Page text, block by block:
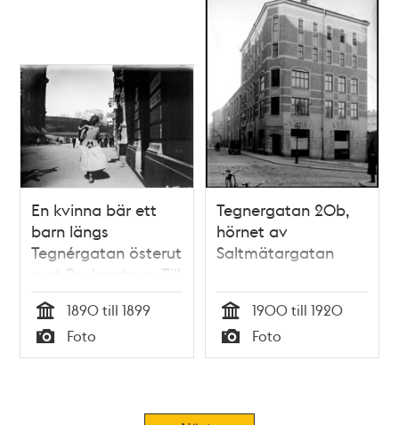
En kvinna bär ett
barn längs
Tegnérgatan österut
mot Roslagstorg. Till
höger Tegnérgatan
3 och i fonden
Eriksberg.
Tid
1890 till 1899
Typ
Foto
Tegnergatan 20b,
hörnet av
Saltmätargatan
Tid
1900 till 1920
Typ
Foto